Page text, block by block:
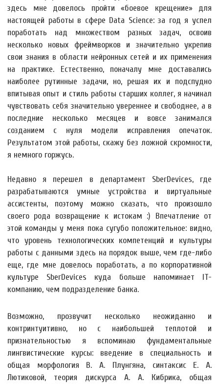
здесь мне довелось пройти «боевое крещение» для
настоящей работы в сфере Data Science: за год я успел
поработать над множеством разных задач, освоив
несколько новых фреймворков и значительно укрепив
свои знания в области нейронных сетей и их применения
на практике. Естественно, поначалу мне доставались
наиболее рутинные задачи, но, решая их и подспудно
впитывая опыт и стиль работы старших коллег, я начинал
чувствовать себя значительно увереннее и свободнее, а в
последние несколько месяцев и вовсе занимался
созданием с нуля модели исправления опечаток.
Результатом этой работы, скажу без ложной скромности,
я немного горжусь.
Недавно я перешел в департамент SberDevices, где
разрабатываются умные устройства и виртуальные
ассистенты, поэтому можно сказать, что произошло
своего рода возвращение к истокам :) Впечатление от
этой команды у меня пока сугубо положительное: видно,
что уровень технологических компетенций и культуры
работы с данными здесь на порядок выше, чем где-либо
еще, где мне довелось поработать, а по корпоративной
культуре SberDevices куда больше напоминает IT-
компанию, чем подразделение банка.
Возможно, прозвучит несколько неожиданно и
контринтуитивно, но с наибольшей теплотой и
признательностью я вспоминаю фундаментальные
лингвистические курсы: введение в специальность и
общая морфология В. А. Плунгяна, синтаксис Е. А.
Лютиковой, теория дискурса А. А. Кибрика, общая